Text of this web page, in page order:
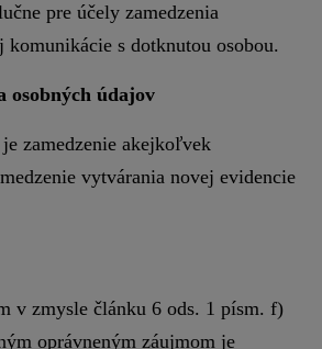
pre účely zamedzenia
s dotknutou osobou.
osobných údajov
zamedzenie akejkoľvek
vytvárania novej evidencie
v zmysle článku 6 ods. 1 písm. f)
oprávneným záujmom je